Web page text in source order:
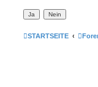
STARTSEITE